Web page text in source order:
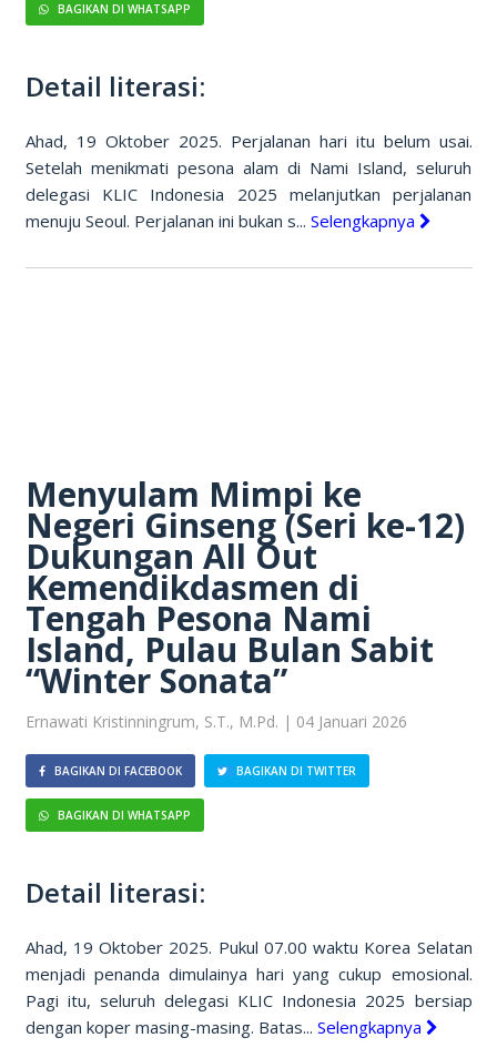
BAGIKAN DI WHATSAPP
Detail literasi:
Ahad, 19 Oktober 2025. Perjalanan hari itu belum usai.
Setelah menikmati pesona alam di Nami Island, seluruh
delegasi KLIC Indonesia 2025 melanjutkan perjalanan
menuju Seoul. Perjalanan ini bukan s... Selengkapnya
Menyulam Mimpi ke
Negeri Ginseng (Seri ke-12)
Dukungan All Out
Kemendikdasmen di
Tengah Pesona Nami
Island, Pulau Bulan Sabit
“Winter Sonata”
Ernawati Kristinningrum, S.T., M.Pd. | 04 Januari 2026
BAGIKAN DI FACEBOOK BAGIKAN DI TWITTER
BAGIKAN DI WHATSAPP
Detail literasi:
Ahad, 19 Oktober 2025. Pukul 07.00 waktu Korea Selatan
menjadi penanda dimulainya hari yang cukup emosional.
Pagi itu, seluruh delegasi KLIC Indonesia 2025 bersiap
dengan koper masing-masing. Batas... Selengkapnya